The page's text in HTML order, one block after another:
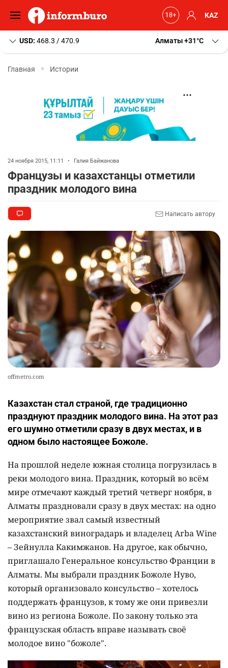
KAZ
USD: 468.3 / 470.9 Алматы+31 C
Главная Истории
24 ноября 2015, 11:11 • Галия Байжанова
Французы и казахстанцы отметили
праздник молодого вина
Написать автору
offmetro.com
Казахстан стал страной, где традиционно
празднуют праздник молодого вина. На этот раз
его шумно отметили сразу в двух местах, и в
одном было настоящее Божоле.
На прошлой неделе южная столица погрузилась в
реки молодого вина. Праздник, который во всём
мире отмечают каждый третий четверг ноября, в
Алматы праздновали сразу в двух местах: на одно
мероприятие звал самый известный
казахстанский виноградарь и владелец Arba Wine
– Зейнулла Какимжанов. На другое, как обычно,
приглашало Генеральное консульство Франции в
Алматы. Мы выбрали праздник Божоле Нуво,
который организовало консульство – хотелось
поддержать французов, к тому же они привезли
вино из региона Божоле. По закону только эта
французская область вправе называть своё
молодое вино "божоле".